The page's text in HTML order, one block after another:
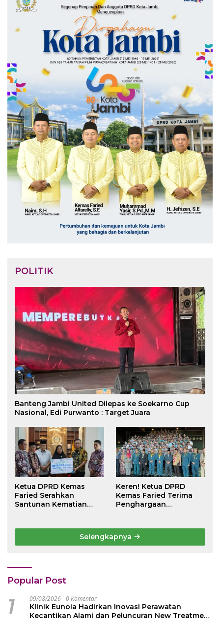
POLITIK
Banteng Jambi United Dilepas ke Soekarno Cup
Nasional, Edi Purwanto : Target Juara
Ketua DPRD Kemas
Faried Serahkan
Santunan Kematian
Juta kepada Ahli Waris
Keren! Ketua DPRD
Kemas Faried Terima
Penghargaan
dari Persekutuan
Pengakap Malaysia
Selengkapnya
Popular Post
1 09/08/2026 0 Komentar
Klinik Eunoia Hadirkan Inovasi Perawatan
Kecantikan Alami dan Peluncuran New Treatment